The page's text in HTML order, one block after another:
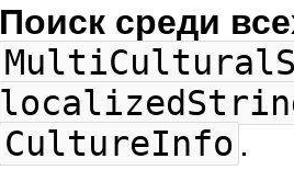
Поиск среди
CultureInfo .